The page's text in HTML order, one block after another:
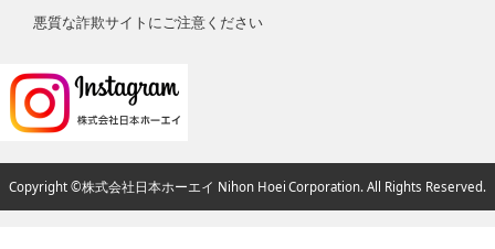
悪質な詐欺サイトにご注意ください
Copyright ©株式会社日本ホーエイ Nihon Hoei Corporation. All Rights Reserved.